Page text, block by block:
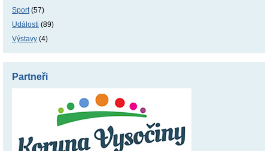
Sport(57)
Události (89)
Výstavy (4)
Partneři